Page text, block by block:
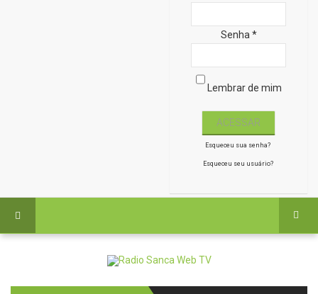
Senha *
Lembrar de mim
Esqueceu sua senha?
Esqueceu seu usuário?